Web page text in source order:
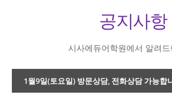
공지사항
시사에듀어학원에서 알려
1월9일(토요일) 방문상담, 전화상담 가능합